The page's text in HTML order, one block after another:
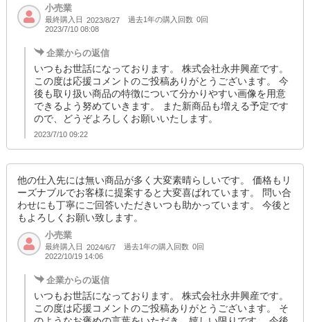
小売業
最終購入日 2023/8/27 過去1年の購入回数 0回
2023/7/10 08:08
企業からの返信
いつもお世話になっております。 株式会社永井興産です。
この度は応援コメントのご投稿ありがとうございます。 今
後も取り扱い商品の特徴について分かりやすい画像を用意
できるよう努めていきます。 また新商品も増える予定です
ので、どうぞよろしくお願いいたします。
2023/7/10 09:22
他の仕入先には無い商品が多く大変素晴らしいです。 価格もリ
ーズナブルでお客様に提案すると大変喜ばれています。 問い合
わせにも丁寧にご回答いただきいつも助かっています。 今後と
もよろしくお願い致します。
小売業
最終購入日 2024/6/7 過去1年の購入回数 0回
2022/10/19 14:06
企業からの返信
いつもお世話になっております。 株式会社永井興産です。
この度は応援コメントのご投稿ありがとうございます。 そ